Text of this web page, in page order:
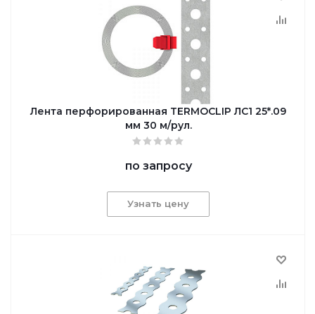
Лента перфорированная TERMOCLIP ЛС1 25*.09
мм 30 м/рул.
по запросу
Узнать цену